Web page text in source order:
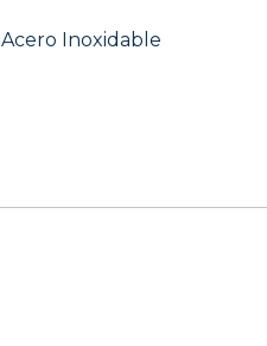
Acero Inoxidable